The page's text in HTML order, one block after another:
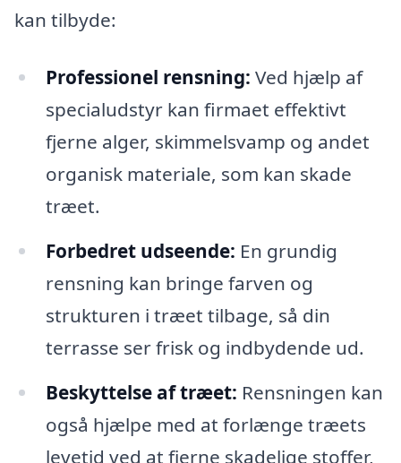
kan tilbyde:
Professionel rensning: Ved hjælp af
specialudstyr kan firmaet effektivt
fjerne alger, skimmelsvamp og andet
organisk materiale, som kan skade
træet.
Forbedret udseende: En grundig
rensning kan bringe farven og
strukturen i træet tilbage, så din
terrasse ser frisk og indbydende ud.
Beskyttelse af træet: Rensningen kan
også hjælpe med at forlænge træets
levetid ved at fjerne skadelige stoffer,